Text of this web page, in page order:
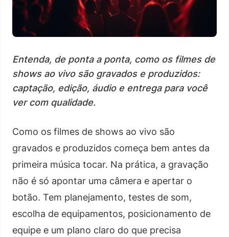
Entenda, de ponta a ponta, como os filmes de
shows ao vivo são gravados e produzidos:
captação, edição, áudio e entrega para você
ver com qualidade.
Como os filmes de shows ao vivo são
gravados e produzidos começa bem antes da
primeira música tocar. Na prática, a gravação
não é só apontar uma câmera e apertar o
botão. Tem planejamento, testes de som,
escolha de equipamentos, posicionamento de
equipe e um plano claro do que precisa